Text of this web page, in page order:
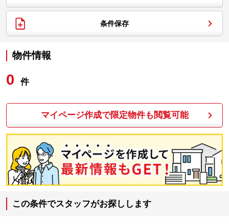
条件保存
物件情報
0 件
マイページ作成で限定物件も閲覧可能
この条件でスタッフがお探しします